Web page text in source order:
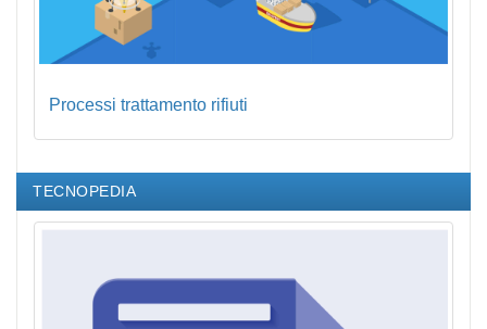
Processi trattamento rifiuti
TECNOPEDIA